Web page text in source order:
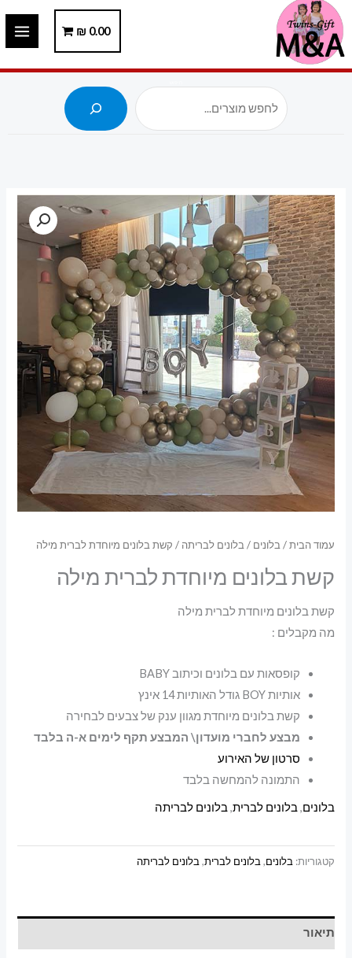
דילוג
לתוכן
0.00
₪
עמוד הבית/ בלונים / בלונים לבריתה / קשת בלונים מיוחדת לברית מילה
קשת בלונים מיוחדת לברית מילה
קשת בלונים מיוחדת לברית מילה
מה מקבלים :
קופסאות עם בלונים וכיתוב BABY
אותיות BOY גודל האותיות 14 אינץ
קשת בלונים מיוחדת מגוון ענק של צבעים לבחירה
מבצע לחברי מועדון\ המבצע תקף לימים א-ה בלבד
סרטון של האירוע
התמונה להמחשה בלבד
בלונים,בלונים לברית,בלונים לבריתה
קטגוריות: בלונים, בלונים לברית, בלונים לבריתה
תיאור